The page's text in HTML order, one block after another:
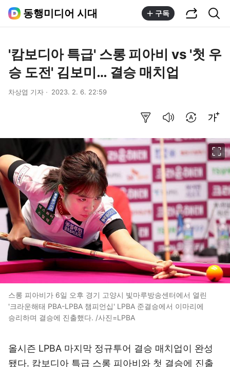
동행미디어 시대 구독
'캄보디아 특급' 스롱 피아비 vs '첫 우
승 도전' 김보미… 결승 매치업
차상엽 기자 2023. 2. 6. 22:59
스롱 피아비가 6일 오후 경기 고양시 빛마루방송센터에서 열린
'크라운해태 PBA-LPBA 챔피언십' LPBA 준결승에서 이마리에
승리하며 결승에 진출했다. /사진=LPBA
올시즌 LPBA 마지막 정규투어 결승 매치업이 완성
됐다. 캄보디아 특급 스롱 피아비와 첫 결승에 진출